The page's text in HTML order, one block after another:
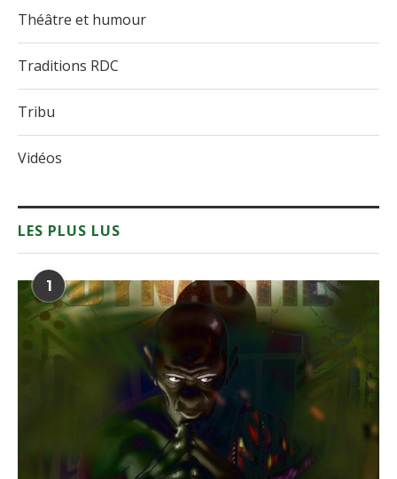
Théâtre et humour
Traditions RDC
Tribu
Vidéos
LES PLUS LUS
1